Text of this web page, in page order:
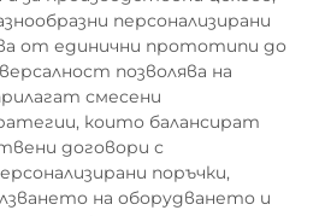
персонализирани
от единични прототипи до
позволява на
смесени
които балансират
договори с
поръчки,
на оборудването и